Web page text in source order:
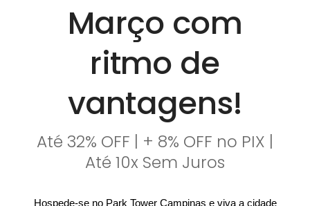
Março com
ritmo de
vantagens!
Até 32% OFF | + 8% OFF no PIX |
Até 10x Sem Juros
Hospede-se no Park Tower Campinas e viva a cidade